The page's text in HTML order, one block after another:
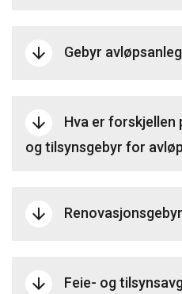
arrow_downward Gebyr
arrow_downward
Hva er forskjellen
og tilsynsgebyr for
arrow_downward Renovasjonsgebyr
arrow_downward Feie- og